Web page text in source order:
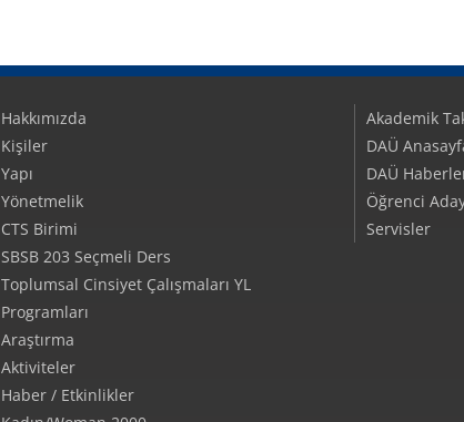
Hakkımızda
Kişiler
Yapı
Yönetmelik
CTS Birimi
SBSB 203 Seçmeli Ders
Toplumsal Cinsiyet Çalışmaları YL
Programları
Araştırma
Aktiviteler
Haber / Etkinlikler
Akademik
DAÜ
DAÜ
Öğrenci
Servisler